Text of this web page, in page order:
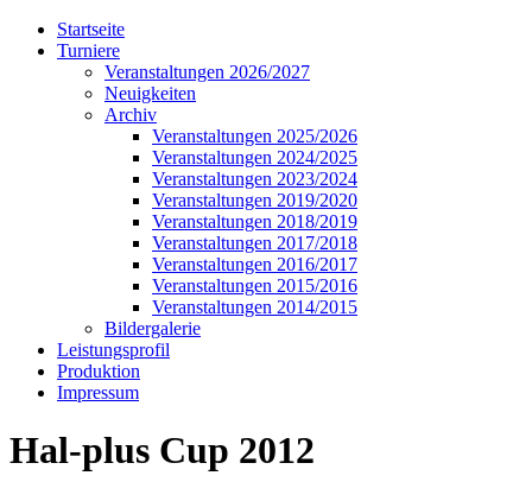
Startseite
Turniere
Veranstaltungen 2026/2027
Neuigkeiten
Archiv
Veranstaltungen 2025/2026
Veranstaltungen 2024/2025
Veranstaltungen 2023/2024
Veranstaltungen 2019/2020
Veranstaltungen 2018/2019
Veranstaltungen 2017/2018
Veranstaltungen 2016/2017
Veranstaltungen 2015/2016
Veranstaltungen 2014/2015
Bildergalerie
Leistungsprofil
Produktion
Impressum
Hal-plus Cup 2012